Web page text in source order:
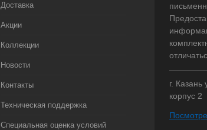
Доставка
Акции
Коллекции
Новости
Контакты
Техническая поддержка
Специальная оценка условий
г.
корпус 2